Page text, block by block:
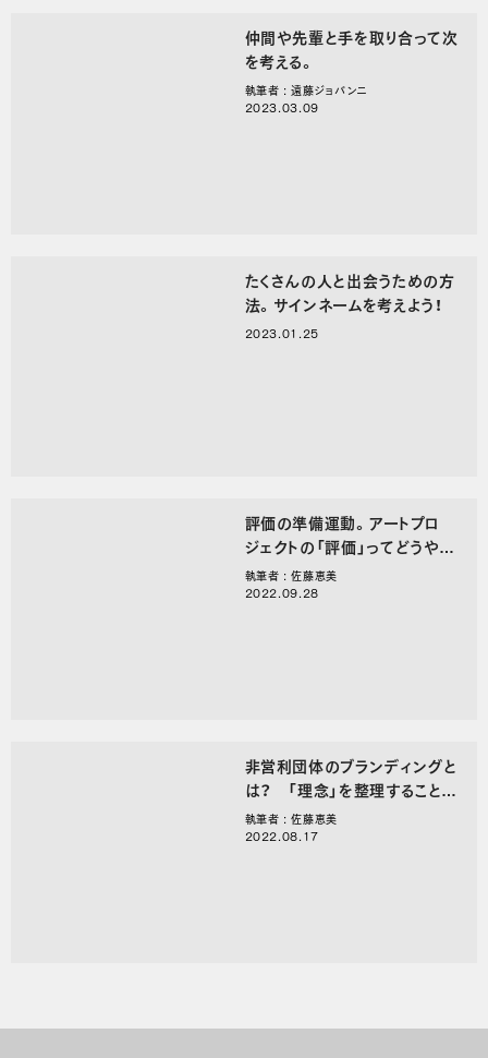
仲間や先輩と手を取り合って次
を考える。
執筆者 : 遠藤ジョバンニ
2023.03.09
たくさんの人と出会うための方
法。サインネームを考えよう！
2023.01.25
評価の準備運動。アートプロ
ジェクトの「評価」ってどうやっ
てやるの？
執筆者 : 佐藤恵美
2022.09.28
非営利団体のブランディングと
は？ 「理念」を整理することか
らはじめよう！
執筆者 : 佐藤恵美
2022.08.17